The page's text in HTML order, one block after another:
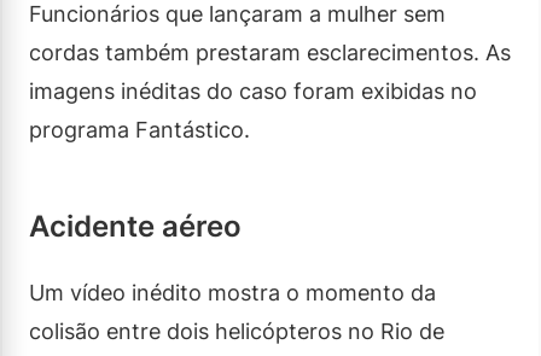
Funcionários que lançaram a mulher sem
cordas também prestaram esclarecimentos. As
imagens inéditas do caso foram exibidas no
programa Fantástico.
Acidente aéreo
Um vídeo inédito mostra o momento da
colisão entre dois helicópteros no Rio de